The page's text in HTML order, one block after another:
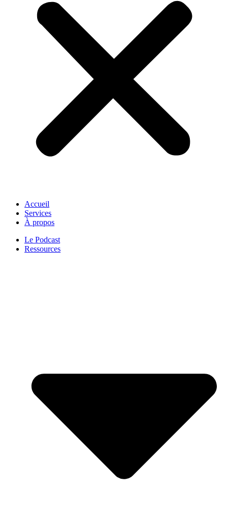
Accueil
Services
À propos
Le Podcast
Ressources